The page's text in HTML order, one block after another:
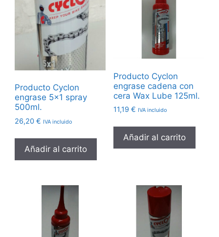
Producto Cyclon
engrase 5×1 spray
500ml.
26,20 € IVA incluido
Añadir al carrito
Producto Cyclon
engrase cadena con
cera Wax Lube 125ml.
11,19 € IVA incluido
Añadir al carrito